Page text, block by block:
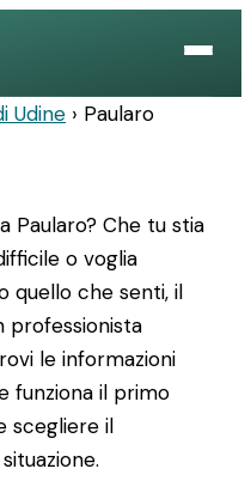
Udine › Paularo
Paularo? Che tu stia
o voglia
quello che senti, il
professionista
le informazioni
funziona il primo
scegliere il